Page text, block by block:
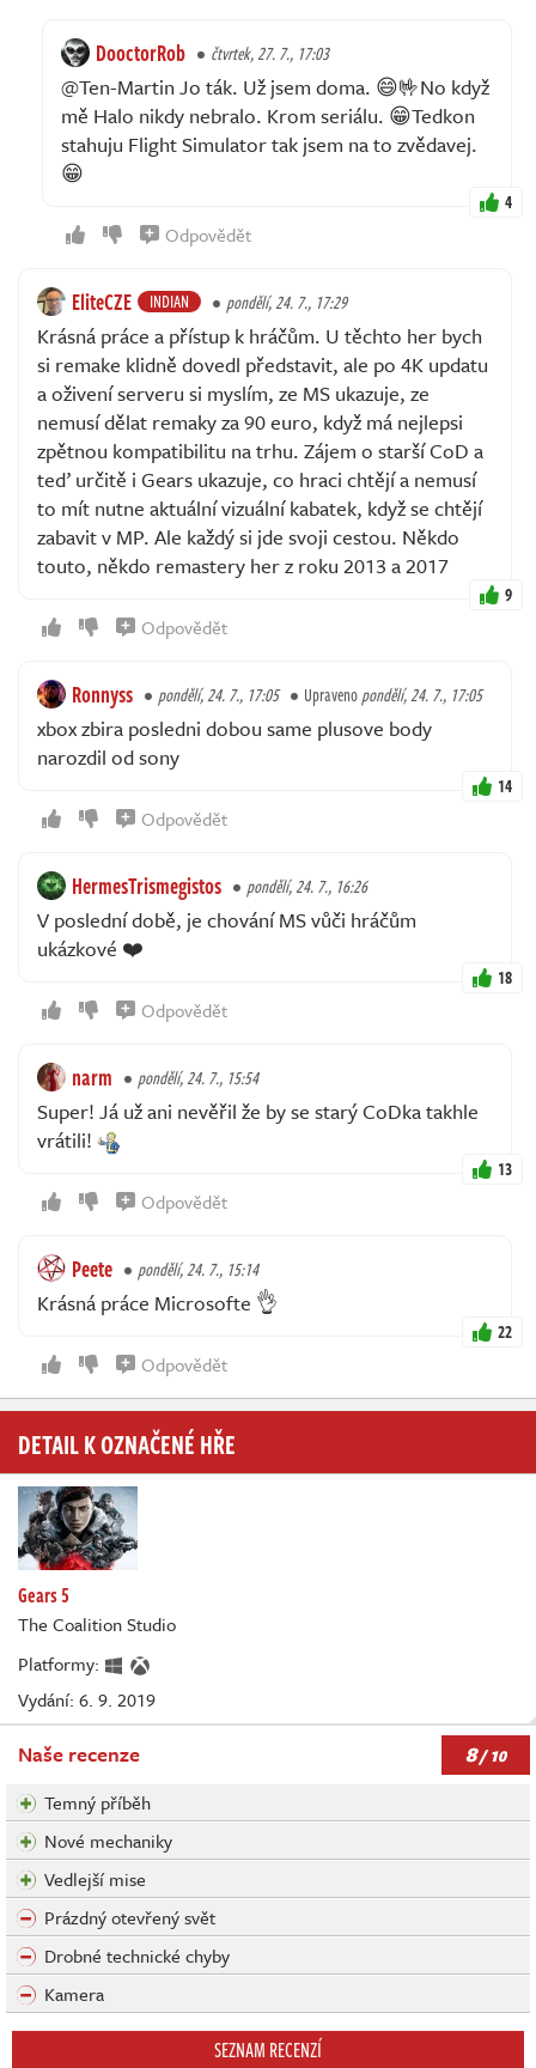
DooctorRob čtvrtek, 27. 7., 17:03
@Ten-Martin Jo ták. Už jsem doma. 😄🤟No když
mě Halo nikdy nebralo. Krom seriálu. 😁Tedkon
stahuju Flight Simulator tak jsem na to zvědavej.
😁
4
Odpovědět
EliteCZE INDIAN pondělí, 24. 7., 17:29
Krásná práce a přístup k hráčům. U těchto her bych
si remake klidně dovedl představit, ale po 4K updatu
a oživení serveru si myslím, ze MS ukazuje, ze
nemusí dělat remaky za 90 euro, když má nejlepsi
zpětnou kompatibilitu na trhu. Zájem o starší CoD a
teď určitě i Gears ukazuje, co hraci chtějí a nemusí
to mít nutne aktuální vizuální kabatek, když se chtějí
zabavit v MP. Ale každý si jde svoji cestou. Někdo
touto, někdo remastery her z roku 2013 a 2017
9
Odpovědět
Ronnyss pondělí, 24. 7., 17:05 Upravenopondělí, 24. 7., 17:05
xbox zbira posledni dobou same plusove body
narozdil od sony
14
Odpovědět
HermesTrismegistos pondělí, 24. 7., 16:26
V poslední době, je chování MS vůči hráčům
ukázkové ❤️
18
Odpovědět
narm pondělí, 24. 7., 15:54
Super! Já už ani nevěřil že by se starý CoDka takhle
vrátili!
13
Odpovědět
Peete pondělí, 24. 7., 15:14
Krásná práce Microsofte 👌
22
Odpovědět
DETAIL K OZNAČENÉ HŘE
Gears 5
The Coalition Studio
Platformy:
Vydání: 6. 9. 2019
Naše recenze 8/ 10
Temný příběh
Nové mechaniky
Vedlejší mise
Prázdný otevřený svět
Drobné technické chyby
Kamera
SEZNAM RECENZÍ